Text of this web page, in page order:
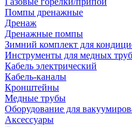
Помпы дренажные
Дренаж
Дренажные помпы
Зимний комплект для
Инструменты для медных труб
Кабель электрический
Кабель-каналы
Кронштейны
Медные трубы
Оборудование для
Аксессуары